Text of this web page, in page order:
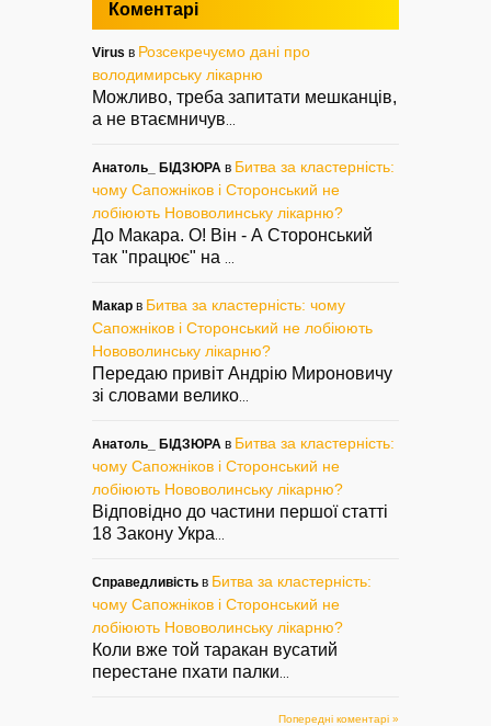
Коментарі
Virus в Розсекречуємо дані про
володимирську лікарню
Можливо, треба запитати мешканців,
а не втаємничув
Анатоль_ БІДЗЮРА в Битва за кластерність:
чому Сапожніков і Сторонський не
лобіюють Нововолинську лікарню?
До Макара. О! Він - А Сторонський
так "працює" на
Макар в Битва за кластерність: чому
Сапожніков і Сторонський не лобіюють
Нововолинську лікарню?
Передаю привіт Андрію Мироновичу
зі словами велико
Анатоль_ БІДЗЮРА в Битва за кластерність:
чому Сапожніков і Сторонський не
лобіюють Нововолинську лікарню?
Відповідно до частини першої статті
18 Закону Укра
Справедливість в Битва за кластерність:
чому Сапожніков і Сторонський не
лобіюють Нововолинську лікарню?
Коли вже той таракан вусатий
перестане пхати палки
Попередні коментарі »